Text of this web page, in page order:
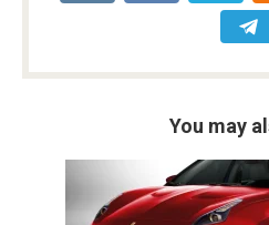
You may